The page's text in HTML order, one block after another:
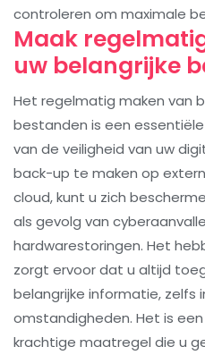
controleren om maximale
Maak
uw belangrijke
Het regelmatig maken van
bestanden is een
van de veiligheid van uw
back-up te maken op
cloud, kunt u zich
als gevolg van
hardwarestoringen. Het
zorgt ervoor dat u altijd
belangrijke informatie, zelfs
omstandigheden. Het is
krachtige maatregel die u